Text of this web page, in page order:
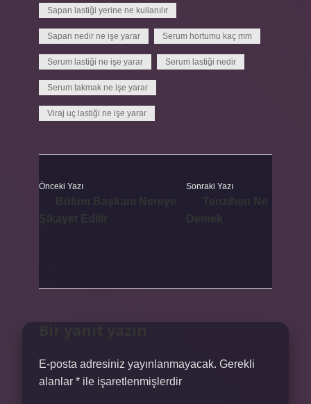
Sapan lastiği yerine ne kullanılır
Sapan nedir ne işe yarar Serum hortumu kaç mm
Serum lastiği ne işe yarar Serum lastiği nedir
Serum takmak ne işe yarar
Viraj uç lastiği ne işe yarar
Önceki Yazı Sonraki Yazı
E-posta adresiniz yayınlanmayacak. Gerekli
alanlar * ile işaretlenmişlerdir